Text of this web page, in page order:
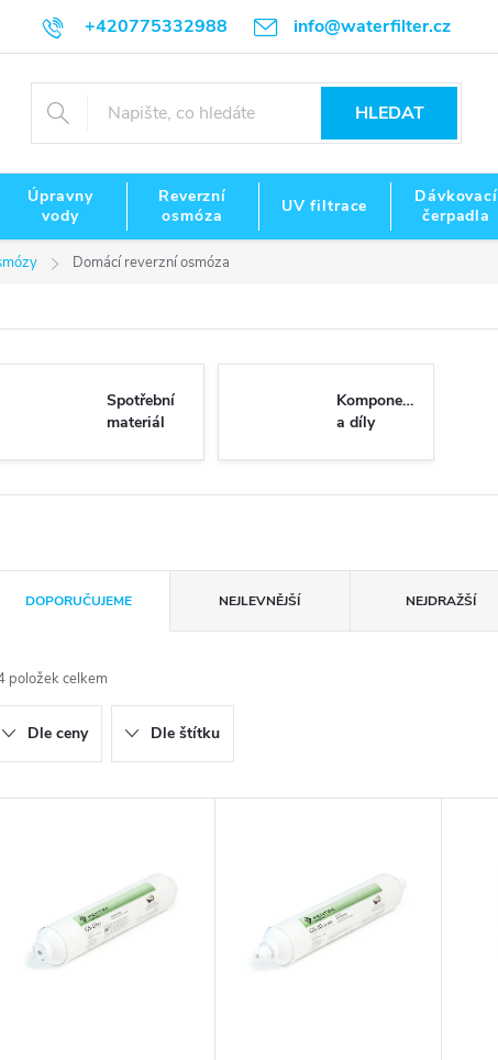
+420775332988 info@waterfilter.cz
HLEDAT
Úpravny
vody
Reverzní
osmóza
UV filtrace
Dávkovací
čerpadla
Domácí reverzní osmóza
Spotřební
materiál
Komponenty
a díly
DOPORUČUJEME NEJLEVNĚJŠÍ NEJDRAŽŠÍ
položek celkem
Dle ceny Dle štítku